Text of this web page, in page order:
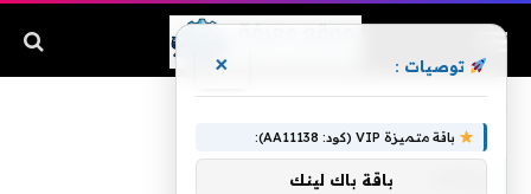
توصيات : ×
باقة متميزة VIP (كود: AA11138):
باقة باك لينك